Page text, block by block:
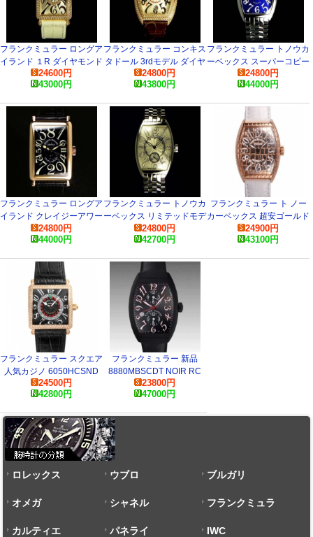
フランクミュラー ロングア
イランド １R ダイヤモンド
902QZDCD1RRELIEF ス
ーパーコピー 時計
24600円
43000円
フランクミュラー コンキス
タドール 3rdモデル ダイヤ
モンド 8002SCD コピー 腕
時計
24800円
43800円
フランクミュラー トノウカ
ーベックス スーパーコピー
時計
24800円
44000円
フランクミュラー ロングア
イランド クレイジーアワー
ズ 1200CH スーパーコピ
ー 時計
24800円
44000円
フランクミュラー トノウカ
ーベックス リミテッドモデ
ル 2851S6J コピー 腕時計
24800円
42700円
フランクミュラー ト ノー
カーベックス 超安ゴールド
クロコ 5850SC GOLD
CRO コピー 時計
24900円
43100円
フランクミュラー スクエア
人気カジノ 6050HCSND
コピー 腕時計
24500円
42800円
フランクミュラー 新品
8880MBSCDT NOIR RC
トノウカーベックス バンカ
ー レッドカサブランカ コ
23800円
47000円
ロレックス ウブロ ブルガリ
オメガ シャネル フランクミュラ
ー
カルティエ パネライ IWC